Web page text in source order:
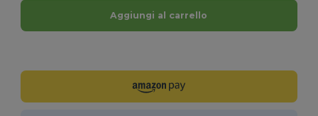
Aggiungi al carrello